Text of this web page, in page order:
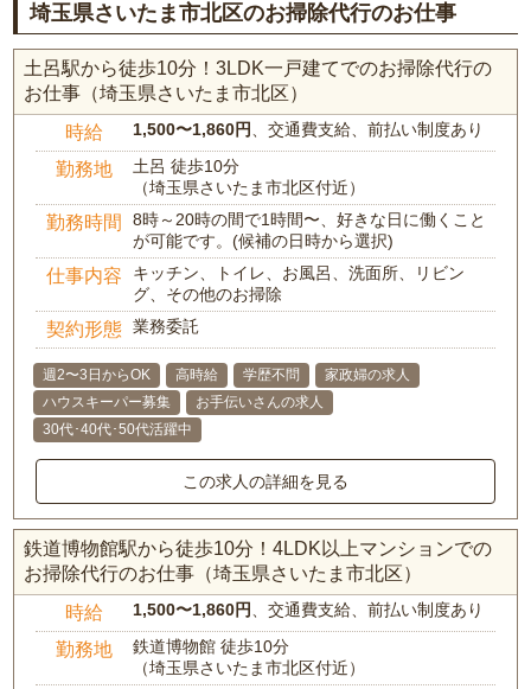
埼玉県さいたま市北区のお掃除代行のお仕事
土呂駅から徒歩10分！3LDK一戸建てでのお掃除代行の
お仕事（埼玉県さいたま市北区）
時給 1,500〜1,860円 、交通費支給、前払い制度あり
勤務地
土呂 徒歩10分
（埼玉県さいたま市北区付近）
勤務時間
8時～20時の間で1時間〜、好きな日に働くこと
が可能です。(候補の日時から選択)
仕事内容
キッチン、トイレ、お風呂、洗面所、リビン
グ、その他のお掃除
契約形態 業務委託
週2〜3日からOK 高時給 学歴不問
家政婦の求人
ハウスキーパー募集
お手伝いさんの求人
30代･40代･50代活躍中
この求人の詳細を見る
鉄道博物館駅から徒歩10分！4LDK以上マンションでの
お掃除代行のお仕事（埼玉県さいたま市北区）
時給 1,500〜1,860円 、交通費支給、前払い制度あり
勤務地
鉄道博物館 徒歩10分
（埼玉県さいたま市北区付近）